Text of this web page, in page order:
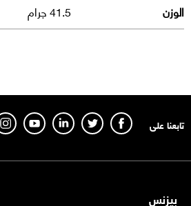
الوزن
41.5 جرام
تابعنا على
بيزنس